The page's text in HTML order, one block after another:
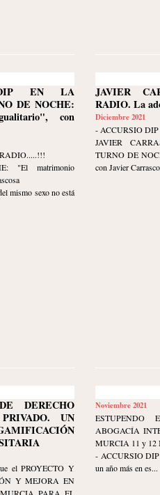
EN LA
DE NOCHE:
con
"El matrimonio
mismo sexo no está
JAVIER
RADIO. La
Diciembre 2021
- ACCURSIO
JAVIER
TURNO DE
con Javier
DERECHO
UN
el PROYECTO Y
Y MEJORA EN
Noviembre 2021
ABOGACÍA
MURCIA 11 y 12
- ACCURSIO DIP
un año más en es...